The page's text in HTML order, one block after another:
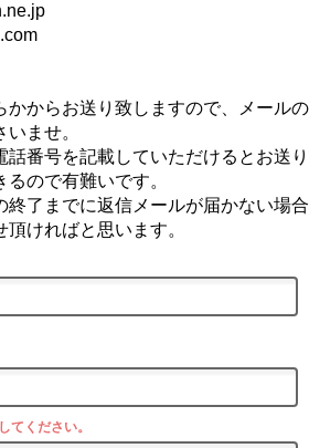
かからお送り致しますので、メールの
ませ。
話番号を記載していただけるとお送り
ので有難いです。
終了までに返信メールが届かない場合
ければと思います。
てください。